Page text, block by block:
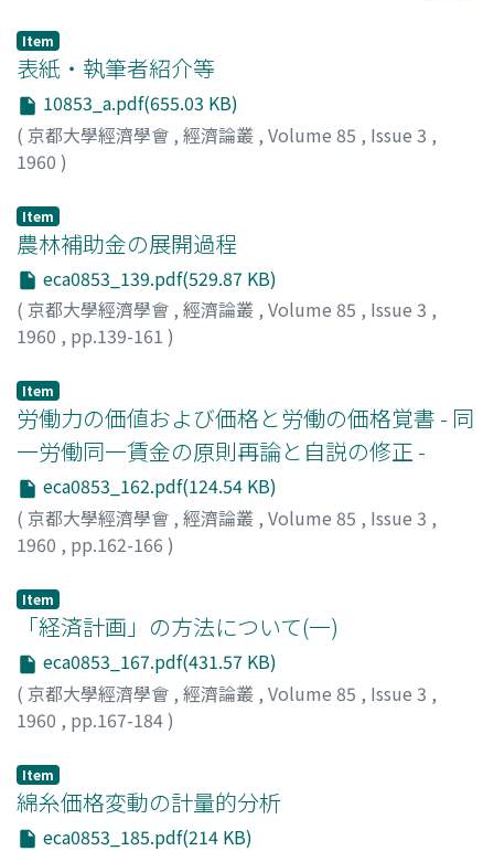
Item
表紙・執筆者紹介等
10853_a.pdf(655.03 KB)
( 京都大學經濟學會 , 經濟論叢 , Volume 85 , Issue 3 ,
1960 )
Item
農林補助金の展開過程
eca0853_139.pdf(529.87 KB)
( 京都大學經濟學會 , 經濟論叢 , Volume 85 , Issue 3 ,
1960 , pp.139-161 )
Item
労働力の価値および価格と労働の価格覚書 - 同
一労働同一賃金の原則再論と自説の修正 -
eca0853_162.pdf(124.54 KB)
( 京都大學經濟學會 , 經濟論叢 , Volume 85 , Issue 3 ,
1960 , pp.162-166 )
Item
「経済計画」の方法について(一)
eca0853_167.pdf(431.57 KB)
( 京都大學經濟學會 , 經濟論叢 , Volume 85 , Issue 3 ,
1960 , pp.167-184)
Item
綿糸価格変動の計量的分析
eca0853_185.pdf(214 KB)